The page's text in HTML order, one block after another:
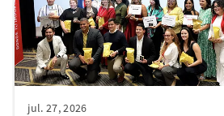
jul. 27, 2026